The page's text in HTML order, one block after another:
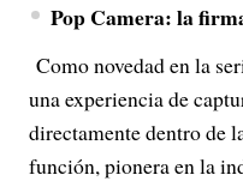
Pop Camera: la
Como novedad en la
una experiencia de
directamente dentro de
función, pionera en la